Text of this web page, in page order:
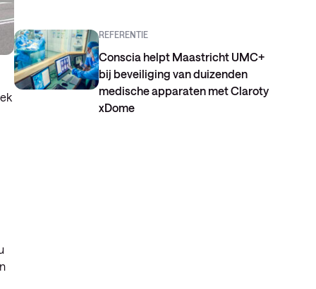
REFERENTIE
Conscia helpt Maastricht UMC+
bij beveiliging van duizenden
medische apparaten met Claroty
xDome